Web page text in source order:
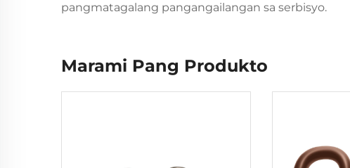
pangmatagalang pangangailangan sa serbisyo.
Marami Pang Produkto